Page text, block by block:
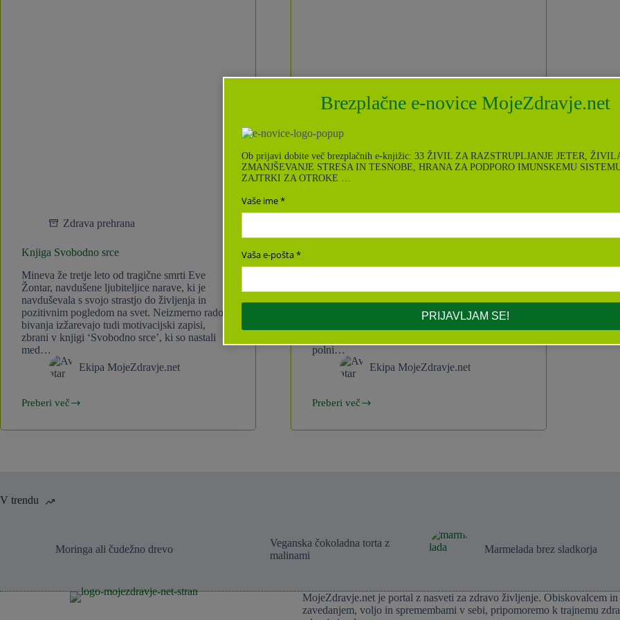
Zdrava prehrana
Knjiga Svobodno srce
Mineva že tretje leto od tragične smrti Eve
Žontar, navdušene ljubiteljice narave, ki je
navduševala s svojo strastjo do življenja in
pozitivnim pogledom na svet. Neizmerno radost
bivanja izžarevajo tudi motivacijski zapisi,
zbrani v knjigi ‘Svobodno srce’, ki so nastali
med…
Ekipa MojeZdravje.net
Preberi več
Knjiga
srce
Zdravi recepti
Izšle so Simpl sladice!
privoščimo popolnoma brez slabe vesti. V njej
lahko uživamo vsak dan, pa nam ne bo
polni…
Ekipa MojeZdravje.net
Preberi več
Izšle
Simpl
V trendu
Moringa ali čudežno drevo
Veganska čokoladna torta z
malinami
Marmelada brez sladkorja
MojeZdravje.net je portal z nasveti za zdravo življenje. Obiskovalcem
zavedanjem, voljo in spremembami v sebi, pripomoremo k trajnemu
Brezplačne e-novice MojeZdravje.net
Ob prijavi dobite več brezplačnih e-knjižic: 33 ŽIVIL ZA RAZSTRUPLJANJE JETER,
ZMANJŠEVANJE STRESA IN TESNOBE, HRANA ZA PODPORO IMUNSKEMU
ZAJTRKI ZA OTROKE …
Vaše ime
Vaša e-pošta
PRIJAVLJAM SE!